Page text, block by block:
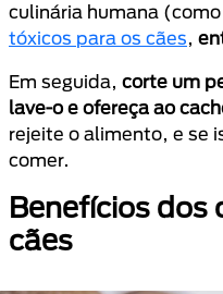
culinária humana
tóxicos para os cães,
Em seguida, corte um
lave-o e ofereça ao
rejeite o alimento, e se
comer.
Benefícios dos
cães